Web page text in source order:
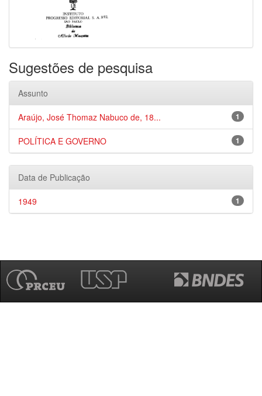
Sugestões de pesquisa
Assunto
1
Araújo, José Thomaz Nabuco de, 18...
1
POLÍTICA E GOVERNO
Data de Publicação
1
1949